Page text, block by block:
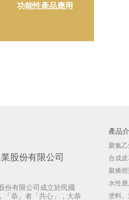
功能性產品應用
股份有限公司
份有限公司成立於民國
「恭」者「共心」，大恭
產品
聚氯
合成
聚烯
水性
塗料